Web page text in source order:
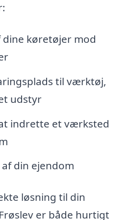
dine køretøjer mod
til værktøj,
udstyr
indrette et værksted
din ejendom
løsning til din
er både hurtigt